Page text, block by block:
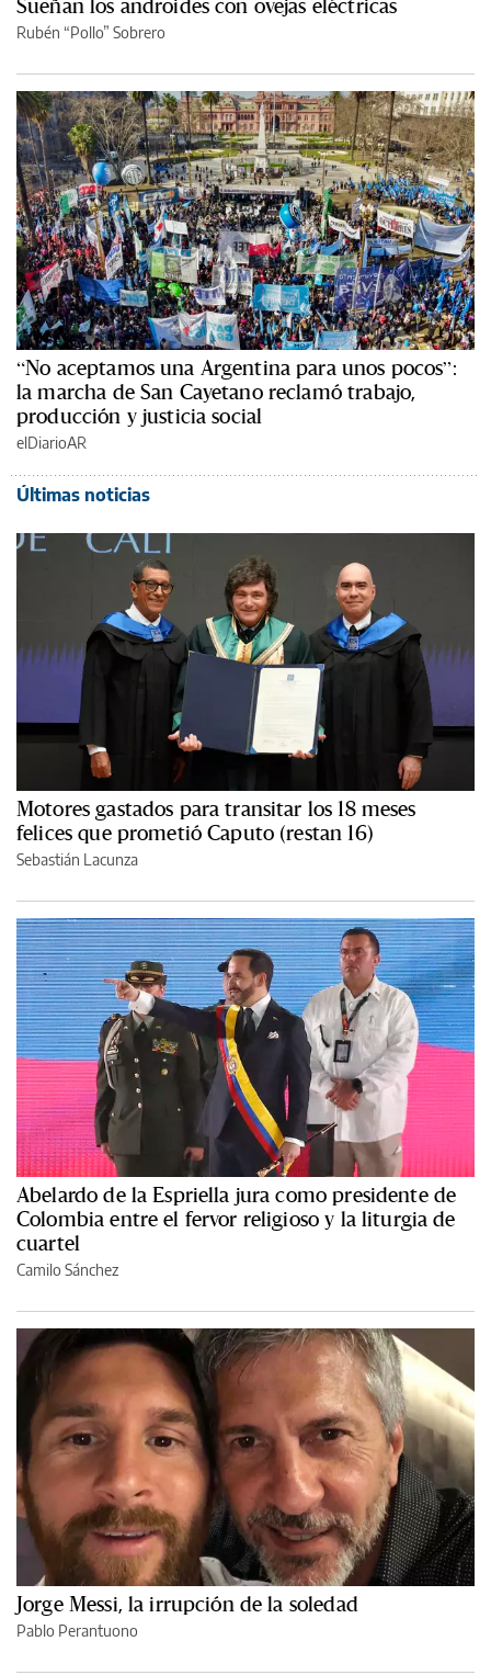
Sueñan los androides con ovejas eléctricas
Rubén “Pollo” Sobrero
“No aceptamos una Argentina para unos pocos”:
la marcha de San Cayetano reclamó trabajo,
producción y justicia social
elDiarioAR
Últimas noticias
Motores gastados para transitar los 18 meses
felices que prometió Caputo (restan 16)
Sebastián Lacunza
Abelardo de la Espriella jura como presidente de
Colombia entre el fervor religioso y la liturgia de
cuartel
Camilo Sánchez
Jorge Messi, la irrupción de la soledad
Pablo Perantuono